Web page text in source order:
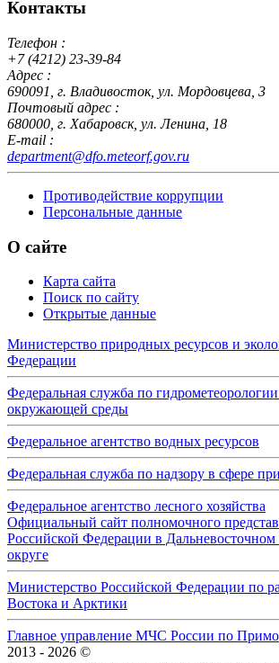
Контакты
Телефон :
+7 (4212) 23-39-84
Адрес :
690091, г. Владивосток, ул. Мордовцева, 3
Почтовый адрес :
680000, г. Хабаровск, ул. Ленина, 18
E-mail :
department@dfo.meteorf.gov.ru
Противодействие коррупции
Персональные данные
О сайте
Карта сайта
Поиск по сайту
Открытые данные
Министерство природных ресурсов и
Федерации
Федеральная служба по
окружающей среды
Федеральное агентство водных ресурсов
Федеральная служба по надзору в сфере
Федеральное агентство лесного хозяйства
Официальный сайт полномочного
Российской Федерации в Дальневосточном
округе
Министерство Российской Федерации по
Востока и Арктики
Главное управление МЧС России по
2013 - 2026 ©